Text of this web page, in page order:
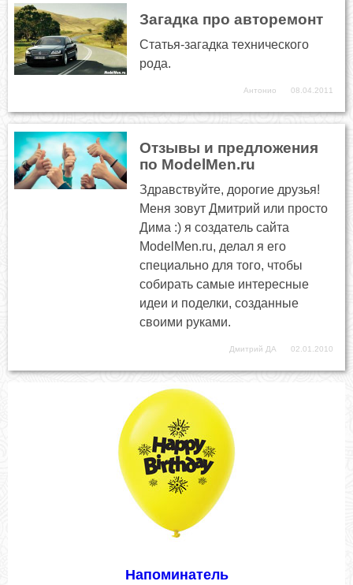
Загадка про авторемонт
Статья-загадка технического
рода.
Антонио 08.04.2011
Отзывы и предложения
по ModelMen.ru
Здравствуйте, дорогие друзья!
Меня зовут Дмитрий или просто
Дима :) я создатель сайта
ModelMen.ru, делал я его
специально для того, чтобы
собирать самые интересные
идеи и поделки, созданные
своими руками.
Дмитрий ДА 02.01.2010
Напоминатель